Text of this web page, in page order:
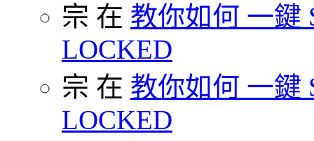
宗 在 教你如何 一鍵
LOCKED
宗 在 教你如何 一鍵
LOCKED